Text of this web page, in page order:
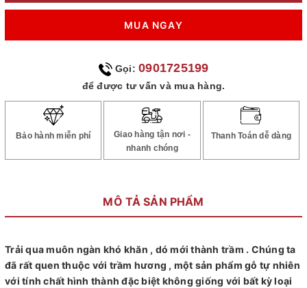
MUA NGAY
Gọi: 0901725199
để được tư vấn và mua hàng.
Bảo hành miễn phí
Giao hàng tận nơi -
nhanh chóng
Thanh Toán dễ dàng
MÔ TẢ SẢN PHẨM
Trải qua muôn ngàn khó khăn , dó mới thành trầm . Chúng ta
đã rất quen thuộc với trầm hương , một sản phẩm gỗ tự nhiên
với tính chất hình thành đặc biệt không giống với bất kỳ loại